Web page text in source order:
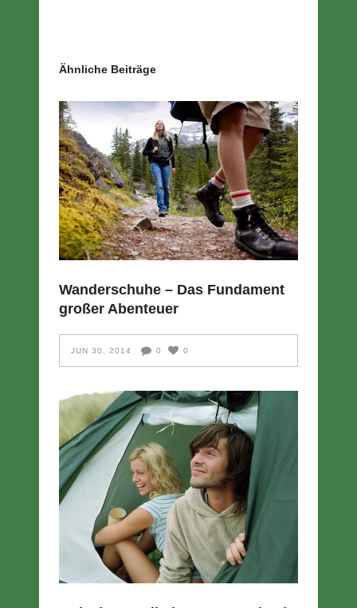
Ähnliche Beiträge
Wanderschuhe – Das Fundament
großer Abenteuer
JUN 30, 2014 0 0